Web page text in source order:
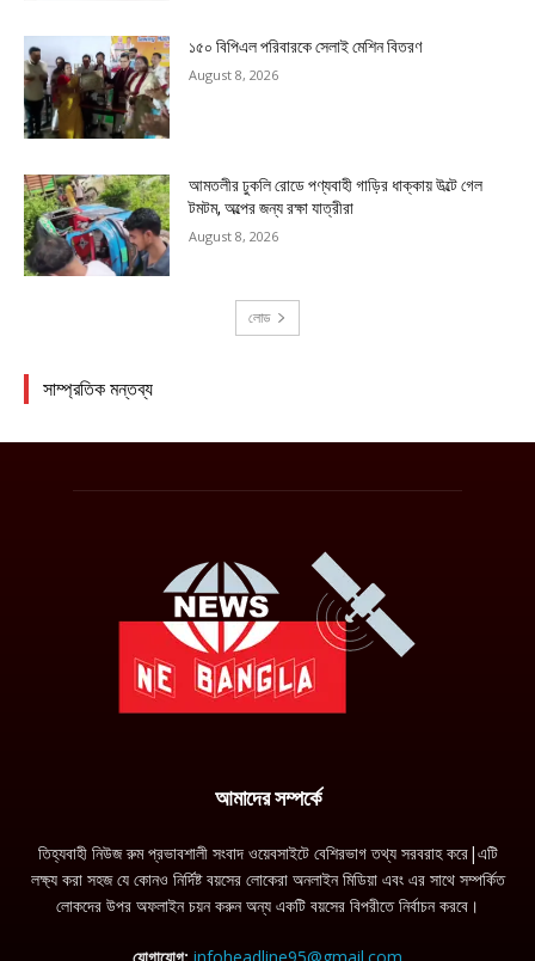
আমাদের সম্পর্কে
তিহ্যবাহী নিউজ রুম প্রভাবশালী সংবাদ ওয়েবসাইটে বেশিরভাগ তথ্য সরবরাহ করে|এটি
লক্ষ্য করা সহজ যে কোনও নির্দিষ্ট বয়সের লোকেরা অনলাইন মিডিয়া এবং এর সাথে সম্পর্কিত
লোকদের উপর অফলাইন চয়ন করুন অন্য একটি বয়সের বিপরীতে নির্বাচন করবে।